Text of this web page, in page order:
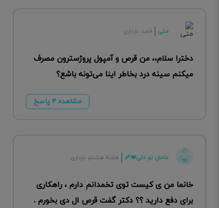
متی قصد بارداری
دخترا سلام،، من قرص و آمپول پروژسترون مصرف
میکنم سینه درد بخاطر اینا می‌تونه باشع؟
مشاهده ۴ پاسخ
مامان تو دلی❤️‍🩹 هفته هشتم بارداری
خانما من ی کیست توی تخمدانم دارم ، راهکاری
برای دفع دارید ؟؟ دکتر گفت قرص ال دی بخورم .